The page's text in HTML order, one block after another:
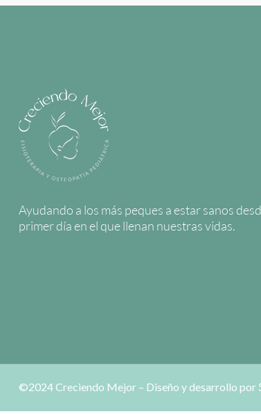
Ayudando a los más peques a estar sanos
primer día en el que llenan nuestras vidas.
©2024 Creciendo Mejor – Diseño y desarrollo por